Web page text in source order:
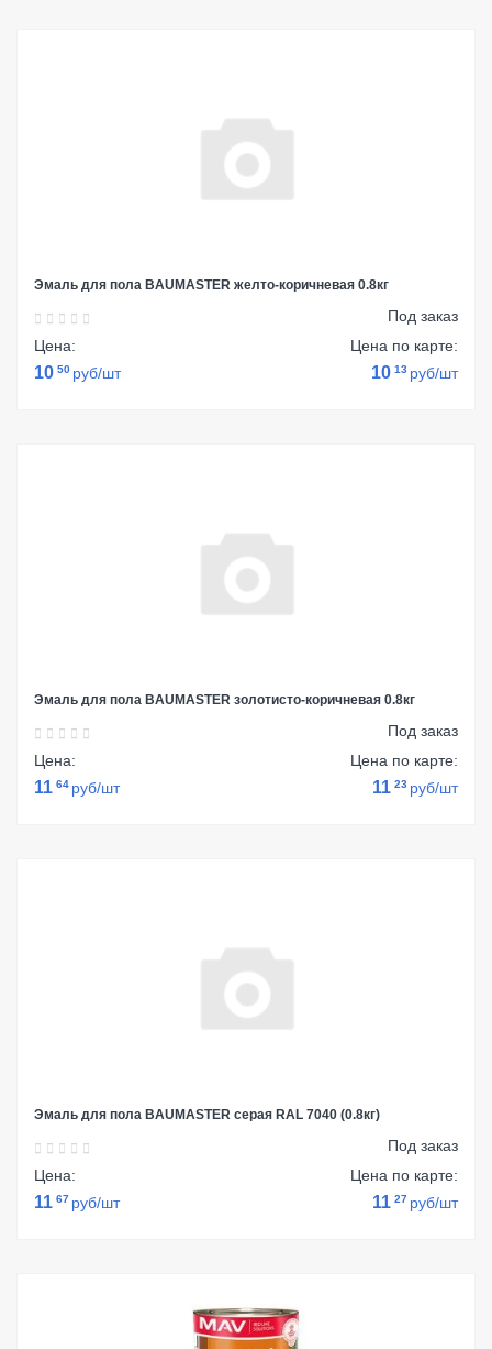
Эмаль для пола BAUMASTER желто-коричневая 0.8кг
Под заказ
Цена:
10 50 руб/шт
Цена по карте:
10 13 руб/шт
Эмаль для пола BAUMASTER золотисто-коричневая 0.8кг
Под заказ
Цена:
11 64 руб/шт
Цена по карте:
11 23 руб/шт
Эмаль для пола BAUMASTER серая RAL 7040 (0.8кг)
Под заказ
Цена:
11 67 руб/шт
Цена по карте:
11 27 руб/шт